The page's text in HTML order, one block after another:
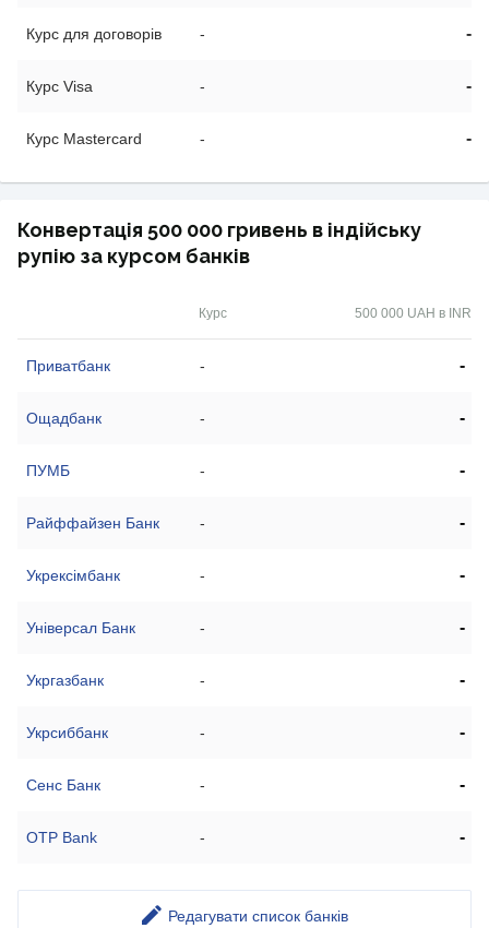
Курс для договорів - -
Курс Visa - -
Курс Mastercard - -
Конвертація 500 000 гривень в індійську
рупію за курсом банків
Курс 500 000 UAH в INR
Приватбанк - -
Ощадбанк - -
ПУМБ - -
Райффайзен Банк - -
Укрексімбанк - -
Універсал Банк - -
Укргазбанк - -
Укрсиббанк - -
Сенс Банк - -
OTP Bank - -
Редагувати список банків